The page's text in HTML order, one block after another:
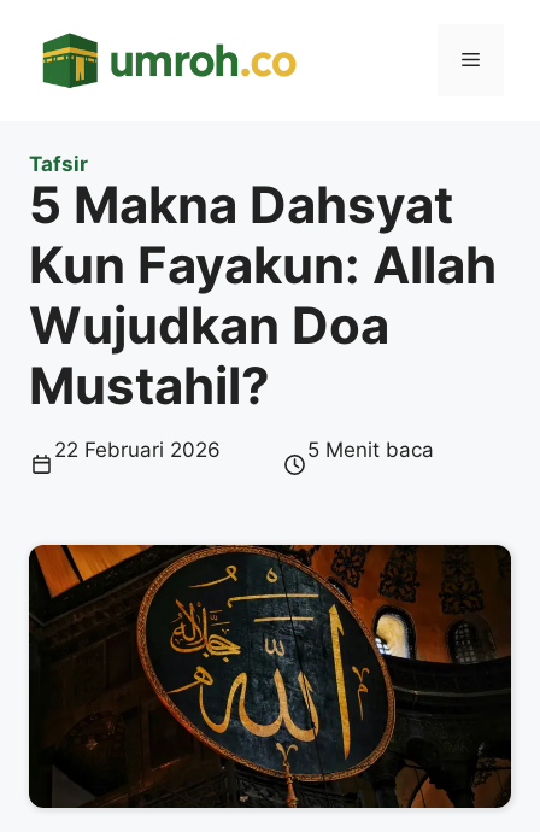
Menu
Tafsir
5 Makna Dahsyat
Kun Fayakun: Allah
Wujudkan Doa
Mustahil?
22 Februari 2026 5 Menit baca